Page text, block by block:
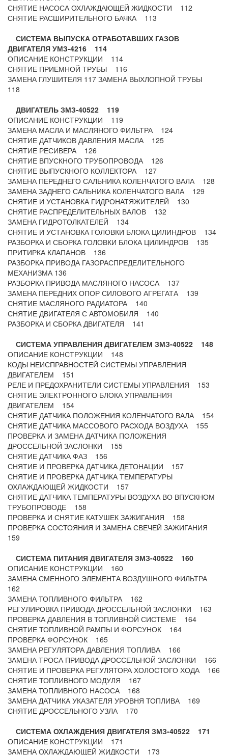
СНЯТИЕ НАСОСА ОХЛАЖДАЮЩЕЙ ЖИДКОСТИ 112
СНЯТИЕ РАСШИРИТЕЛЬНОГО БАЧКА 113
СИСТЕМА ВЫПУСКА ОТРАБОТАВШИХ ГАЗОВ
ДВИГАТЕЛЯ УМЗ-4216 114
ОПИСАНИЕ КОНСТРУКЦИИ 114
СНЯТИЕ ПРИЕМНОЙ ТРУБЫ 116
ЗАМЕНА ГЛУШИТЕЛЯ 117 ЗАМЕНА ВЫХЛОПНОЙ ТРУБЫ
118
ДВИГАТЕЛЬ ЗМЗ-40522 119
ОПИСАНИЕ КОНСТРУКЦИИ 119
ЗАМЕНА МАСЛА И МАСЛЯНОГО ФИЛЬТРА 124
СНЯТИЕ ДАТЧИКОВ ДАВЛЕНИЯ МАСЛА 125
СНЯТИЕ РЕСИВЕРА 126
СНЯТИЕ ВПУСКНОГО ТРУБОПРОВОДА 126
СНЯТИЕ ВЫПУСКНОГО КОЛЛЕКТОРА 127
ЗАМЕНА ПЕРЕДНЕГО САЛЬНИКА КОЛЕНЧАТОГО ВАЛА 128
ЗАМЕНА ЗАДНЕГО САЛЬНИКА КОЛЕНЧАТОГО ВАЛА 129
СНЯТИЕ И УСТАНОВКА ГИДРОНАТЯЖИТЕЛЕЙ 130
СНЯТИЕ РАСПРЕДЕЛИТЕЛЬНЫХ ВАЛОВ 132
ЗАМЕНА ГИДРОТОЛКАТЕЛЕЙ 134
СНЯТИЕ И УСТАНОВКА ГОЛОВКИ БЛОКА ЦИЛИНДРОВ 134
РАЗБОРКА И СБОРКА ГОЛОВКИ БЛОКА ЦИЛИНДРОВ 135
ПРИТИРКА КЛАПАНОВ 136
РАЗБОРКА ПРИВОДА ГАЗОРАСПРЕДЕЛИТЕЛЬНОГО
МЕХАНИЗМА 136
РАЗБОРКА ПРИВОДА МАСЛЯНОГО НАСОСА 137
ЗАМЕНА ПЕРЕДНИХ ОПОР СИЛОВОГО АГРЕГАТА 139
СНЯТИЕ МАСЛЯНОГО РАДИАТОРА 140
СНЯТИЕ ДВИГАТЕЛЯ С АВТОМОБИЛЯ 140
РАЗБОРКА И СБОРКА ДВИГАТЕЛЯ 141
СИСТЕМА УПРАВЛЕНИЯ ДВИГАТЕЛЕМ ЗМЗ-40522 148
ОПИСАНИЕ КОНСТРУКЦИИ 148
КОДЫ НЕИСПРАВНОСТЕЙ СИСТЕМЫ УПРАВЛЕНИЯ
ДВИГАТЕЛЕМ 151
РЕЛЕ И ПРЕДОХРАНИТЕЛИ СИСТЕМЫ УПРАВЛЕНИЯ 153
СНЯТИЕ ЭЛЕКТРОННОГО БЛОКА УПРАВЛЕНИЯ
ДВИГАТЕЛЕМ 154
СНЯТИЕ ДАТЧИКА ПОЛОЖЕНИЯ КОЛЕНЧАТОГО ВАЛА 154
СНЯТИЕ ДАТЧИКА МАССОВОГО РАСХОДА ВОЗДУХА 155
ПРОВЕРКА И ЗАМЕНА ДАТЧИКА ПОЛОЖЕНИЯ
ДРОССЕЛЬНОЙ ЗАСЛОНКИ 155
СНЯТИЕ ДАТЧИКА ФАЗ 156
СНЯТИЕ И ПРОВЕРКА ДАТЧИКА ДЕТОНАЦИИ 157
СНЯТИЕ И ПРОВЕРКА ДАТЧИКА ТЕМПЕРАТУРЫ
ОХЛАЖДАЮЩЕЙ ЖИДКОСТИ 157
СНЯТИЕ ДАТЧИКА ТЕМПЕРАТУРЫ ВОЗДУХА ВО ВПУСКНОМ
ТРУБОПРОВОДЕ 158
ПРОВЕРКА И СНЯТИЕ КАТУШЕК ЗАЖИГАНИЯ 158
ПРОВЕРКА СОСТОЯНИЯ И ЗАМЕНА СВЕЧЕЙ ЗАЖИГАНИЯ
159
СИСТЕМА ПИТАНИЯ ДВИГАТЕЛЯ ЗМЗ-40522 160
ОПИСАНИЕ КОНСТРУКЦИИ 160
ЗАМЕНА СМЕННОГО ЭЛЕМЕНТА ВОЗДУШНОГО ФИЛЬТРА
162
ЗАМЕНА ТОПЛИВНОГО ФИЛЬТРА 162
РЕГУЛИРОВКА ПРИВОДА ДРОССЕЛЬНОЙ ЗАСЛОНКИ 163
ПРОВЕРКА ДАВЛЕНИЯ В ТОПЛИВНОЙ СИСТЕМЕ 164
СНЯТИЕ ТОПЛИВНОЙ РАМПЫ И ФОРСУНОК 164
ПРОВЕРКА ФОРСУНОК 165
ЗАМЕНА РЕГУЛЯТОРА ДАВЛЕНИЯ ТОПЛИВА 166
ЗАМЕНА ТРОСА ПРИВОДА ДРОССЕЛЬНОЙ ЗАСЛОНКИ 166
СНЯТИЕ И ПРОВЕРКА РЕГУЛЯТОРА ХОЛОСТОГО ХОДА 166
СНЯТИЕ ТОПЛИВНОГО МОДУЛЯ 167
ЗАМЕНА ТОПЛИВНОГО НАСОСА 168
ЗАМЕНА ДАТЧИКА УКАЗАТЕЛЯ УРОВНЯ ТОПЛИВА 169
СНЯТИЕ ДРОССЕЛЬНОГО УЗЛА 170
СИСТЕМА ОХЛАЖДЕНИЯ ДВИГАТЕЛЯ ЗМЗ-40522 171
ОПИСАНИЕ КОНСТРУКЦИИ 171
ЗАМЕНА ОХЛАЖДАЮЩЕЙ ЖИДКОСТИ 173